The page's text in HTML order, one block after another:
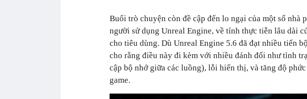
Buổi trò chuyện còn đề cập đến lo ngại của một số nhà
người sử dụng Unreal Engine, về tính thực tiễn lâu dài
cho tiêu dùng. Dù Unreal Engine 5.6 đã đạt nhiều tiến
cho rằng điều này đi kèm với nhiều đánh đổi như tình
cập bộ nhớ giữa các luồng), lỗi hiển thị, và tăng độ
game.